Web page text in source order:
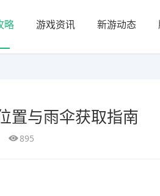
略 游戏资讯 新游动态
置与雨伞获取指南
895